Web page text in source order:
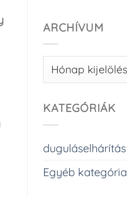
ARCHÍVUM
Archívum
KATEGÓRIÁK
duguláselhárítás
Egyéb kategória